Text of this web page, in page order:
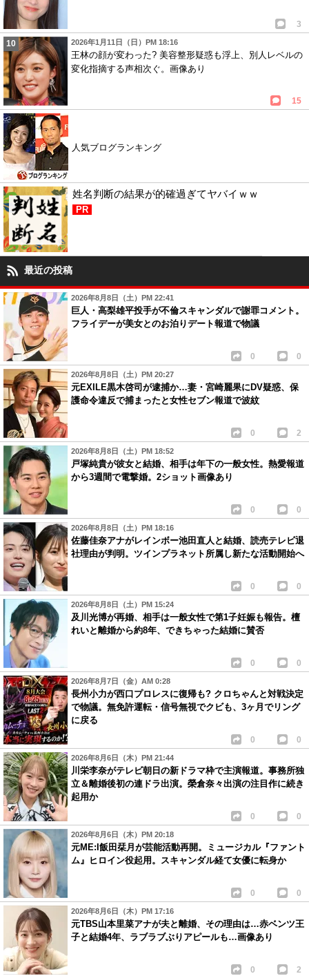
3
2026年1月11日（日）PM 18:16
王林の顔が変わった? 美容整形疑惑も浮上、別人レベルの
変化指摘する声相次ぐ。画像あり
15
人気ブログランキング
姓名判断の結果が的確過ぎてヤバイｗｗ
PR
最近の投稿
2026年8月8日（土）PM 22:41
巨人・高梨雄平投手が不倫スキャンダルで謝罪コメント。
フライデーが美女とのお泊りデート報道で物議
0 0
2026年8月8日（土）PM 20:27
元EXILE黒木啓司が逮捕か…妻・宮崎麗果にDV疑惑、保
護命令違反で捕まったと女性セブン報道で波紋
0 2
2026年8月8日（土）PM 18:52
戸塚純貴が彼女と結婚、相手は年下の一般女性。熱愛報道
から3週間で電撃婚。2ショット画像あり
0 0
2026年8月8日（土）PM 18:16
佐藤佳奈アナがレインボー池田直人と結婚、読売テレビ退
社理由が判明。ツインプラネット所属し新たな活動開始へ
0 0
2026年8月8日（土）PM 15:24
及川光博が再婚、相手は一般女性で第1子妊娠も報告。檀
れいと離婚から約8年、できちゃった結婚に賛否
0 0
2026年8月7日（金）AM 0:28
長州小力が西口プロレスに復帰も? クロちゃんと対戦決定
で物議。無免許運転・信号無視でクビも、3ヶ月でリング
に戻る
0 0
2026年8月6日（木）PM 21:44
川栄李奈がテレビ朝日の新ドラマ枠で主演報道。事務所独
立＆離婚後初の連ドラ出演。榮倉奈々出演の注目作に続き
起用か
0 0
2026年8月6日（木）PM 20:18
元ME:I飯田栞月が芸能活動再開。ミュージカル『ファント
ム』ヒロイン役起用。スキャンダル経て女優に転身か
0 0
2026年8月6日（木）PM 17:16
元TBS山本里菜アナが夫と離婚、その理由は…赤ベンツ王
子と結婚4年、ラブラブぶりアピールも…画像あり
0 2